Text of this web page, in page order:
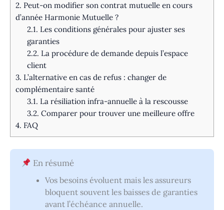
2. Peut-on modifier son contrat mutuelle en cours
d’année Harmonie Mutuelle ?
2.1. Les conditions générales pour ajuster ses
garanties
2.2. La procédure de demande depuis l’espace
client
3. L’alternative en cas de refus : changer de
complémentaire santé
3.1. La résiliation infra-annuelle à la rescousse
3.2. Comparer pour trouver une meilleure offre
4. FAQ
En résumé
Vos besoins évoluent mais les assureurs
bloquent souvent les baisses de garanties
avant l’échéance annuelle.